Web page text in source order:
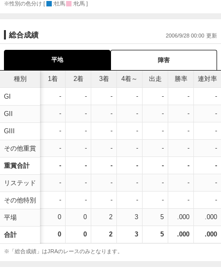
※性別の色分け [ :牡馬 :牝馬 ]
総合成績 2006/9/28 00:00
平地 障害
種別
GI
GII
GIII
その他重賞
重賞合計
リステッド
その他特別
平場
合計
1着 2着 3着 4着～ 出走 勝率 連対率
- - - - - - -
- - - - - - -
- - - - - - -
- - - - - - -
- - - - - - -
- - - - - - -
- - - - - - -
0 0 2 3 5 .000 .000
0 0 2 3 5 .000 .000
※「総合成績」はJRAのレースのみとなります。